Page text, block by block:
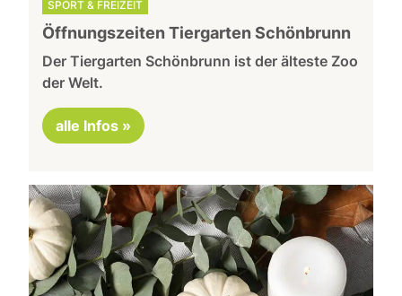
SPORT & FREIZEIT
Öffnungszeiten Tiergarten Schönbrunn
Der Tiergarten Schönbrunn ist der älteste Zoo
der Welt.
alle Infos »